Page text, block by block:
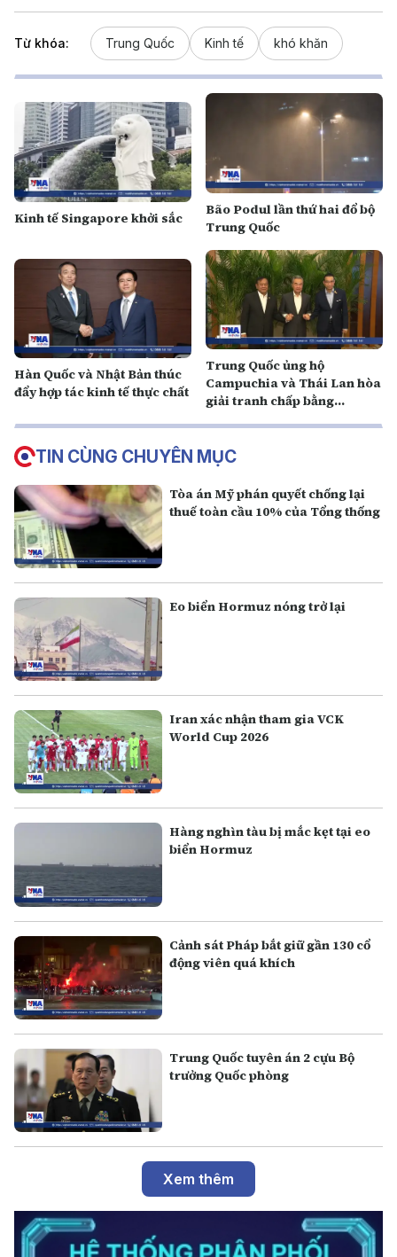
Từ khóa: Trung Quốc Kinh tế khó khăn
Kinh tế Singapore khởi sắc
Bão Podul lần thứ hai đổ bộ
Trung Quốc
Hàn Quốc và Nhật Bản thúc
đẩy hợp tác kinh tế thực chất
Trung Quốc ủng hộ
Campuchia và Thái Lan hòa
giải tranh chấp bằng
TIN CÙNG CHUYÊN MỤC
Tòa án Mỹ phán quyết chống lại
thuế toàn cầu 10% của Tổng thống
Eo biển Hormuz nóng trở lại
Iran xác nhận tham gia VCK
World Cup 2026
Hàng nghìn tàu bị mắc kẹt tại eo
biển Hormuz
Cảnh sát Pháp bắt giữ gần 130 cổ
động viên quá khích
Trung Quốc tuyên án 2 cựu Bộ
trưởng Quốc phòng
Xem thêm